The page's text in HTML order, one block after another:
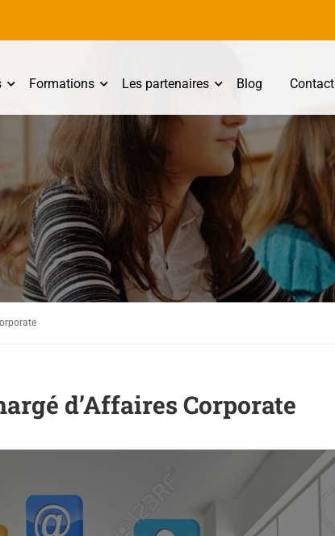
Formations Les partenaires Blog Contact
d’Affaires Corporate